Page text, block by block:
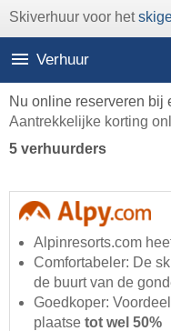
Skiverhuur voor het
Verhuur
Nu online reserveren bij
Aantrekkelijke korting
5 verhuurders
Alpinresorts.com
Comfortabeler: De
de buurt van de
Goedkoper:
plaatse tot wel 50%